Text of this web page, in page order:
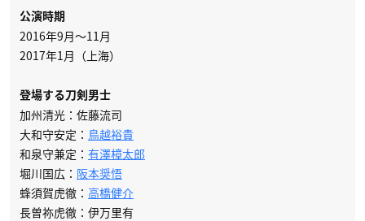
公演時期
2016年9月～11月
2017年1月（上海）
登場する刀剣男士
加州清光：佐藤流司
大和守安定： 鳥越裕貴
和泉守兼定： 有澤樟太郎
堀川国広： 阪本奨悟
蜂須賀虎徹： 高橋健介
長曽祢虎徹：伊万里有